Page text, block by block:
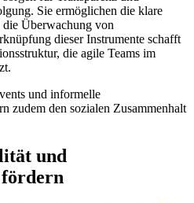
Sie ermöglichen die klare
Überwachung von
dieser Instrumente schafft
die agile Teams im
und informelle
zudem den sozialen Zusammenhalt
und
fördern